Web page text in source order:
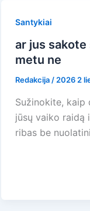
Santykiai
ar jus
metu ne
Redakcija / 2026 2
Sužinokite, kaip
jūsų vaiko raidą
ribas be